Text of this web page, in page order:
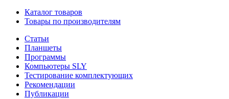
Каталог товаров
Товары по производителям
Статьи
Планшеты
Программы
Компьютеры SLY
Тестирование комплектующих
Рекомендации
Публикации